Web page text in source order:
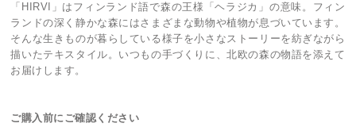
「HIRVI」はフィンランド語で森の王様「ヘラジカ」の意味。フィン
ランドの深く静かな森にはさまざまな動物や植物が息づいています。
そんな生きものが暮らしている様子を小さなストーリーを紡ぎながら
描いたテキスタイル。いつもの手づくりに、北欧の森の物語を添えて
お届けします。
ご購入前にご確認ください